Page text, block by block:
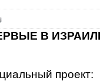
В
проект: